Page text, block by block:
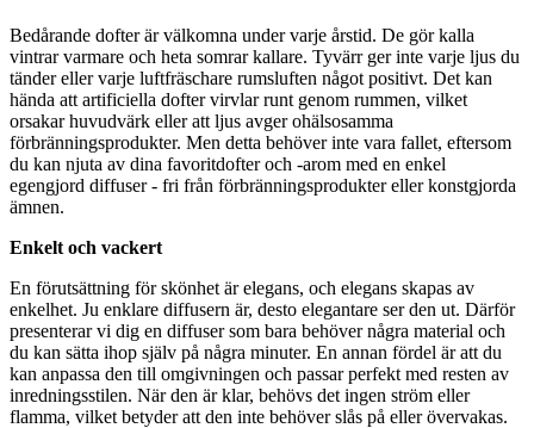
Bedårande dofter är välkomna under varje årstid. De gör kalla
vintrar varmare och heta somrar kallare. Tyvärr ger inte varje ljus du
tänder eller varje luftfräschare rumsluften något positivt. Det kan
hända att artificiella dofter virvlar runt genom rummen, vilket
orsakar huvudvärk eller att ljus avger ohälsosamma
förbränningsprodukter. Men detta behöver inte vara fallet, eftersom
du kan njuta av dina favoritdofter och -arom med en enkel
egengjord diffuser - fri från förbränningsprodukter eller konstgjorda
ämnen.
Enkelt och vackert
En förutsättning för skönhet är elegans, och elegans skapas av
enkelhet. Ju enklare diffusern är, desto elegantare ser den ut. Därför
presenterar vi dig en diffuser som bara behöver några material och
du kan sätta ihop själv på några minuter. En annan fördel är att du
kan anpassa den till omgivningen och passar perfekt med resten av
inredningsstilen. När den är klar, behövs det ingen ström eller
flamma, vilket betyder att den inte behöver slås på eller övervakas.